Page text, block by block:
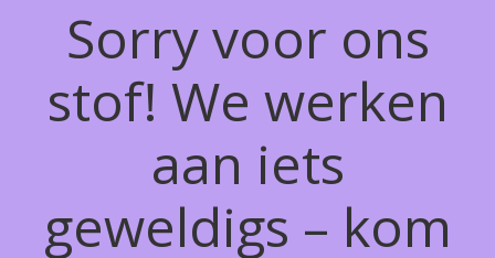
Sorry voor ons
stof! We werken
aan iets
geweldigs – kom